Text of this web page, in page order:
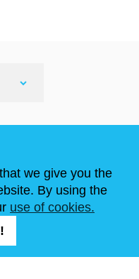
ESTÁNDAR
we give you the
By using the
use of cookies.